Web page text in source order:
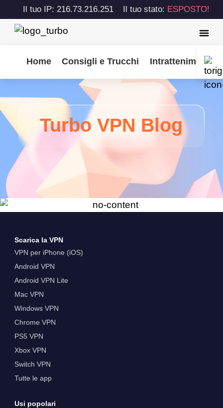
Il tuo IP: 216.73.216.251 Il tuo stato: ESPOSTO!
Home Consigli e Trucchi Intrattenimento
Turbo VPN Blog
Scarica la VPN
VPN per iPhone (iOS)
Android VPN
Android VPN Lite
Mac VPN
Windows VPN
Chrome VPN
PS5 VPN
Xbox VPN
Switch VPN
Tutte le app
Usi popolari